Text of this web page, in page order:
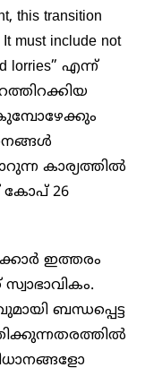
this transition
must include not
lorries” എന്ന്
കാര്യത്തിൽ
കോപ് 26
ഇത്തരം
ബന്ധപ്പെട്ട